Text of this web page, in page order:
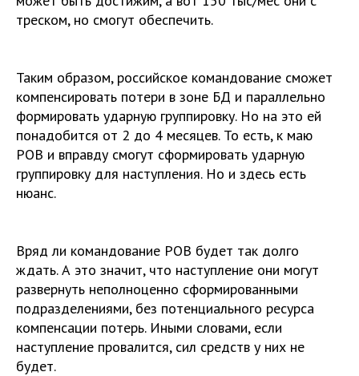
треском, но смогут обеспечить.
Таким образом, российское командование сможет
компенсировать потери в зоне БД и параллельно
формировать ударную группировку. Но на это ей
понадобится от 2 до 4 месяцев. То есть, к маю
РОВ и вправду смогут сформировать ударную
группировку для наступления. Но и здесь есть
нюанс.
Вряд ли командование РОВ будет так долго
ждать. А это значит, что наступление они могут
развернуть неполноценно сформированными
подразделениями, без потенциального ресурса
компенсации потерь. Иными словами, если
наступление провалится, сил средств у них не
будет.